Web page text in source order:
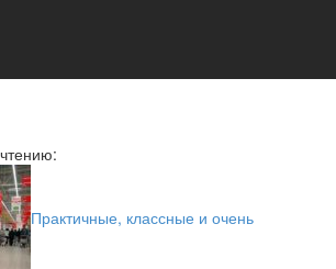
Практичные, классные и очень